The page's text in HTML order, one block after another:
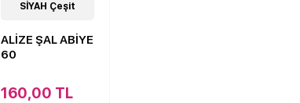
11Çeşit
SİYAH Çeşit
ALİZE ŞAL ABİYE
60
160,00 TL